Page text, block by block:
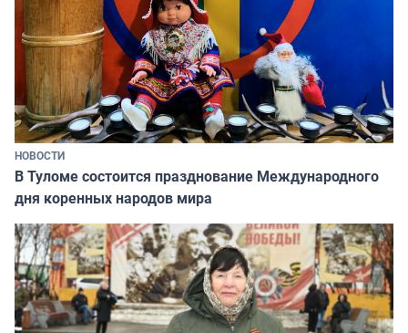
НОВОСТИ
В Туломе состоится празднование Международного
дня коренных народов мира